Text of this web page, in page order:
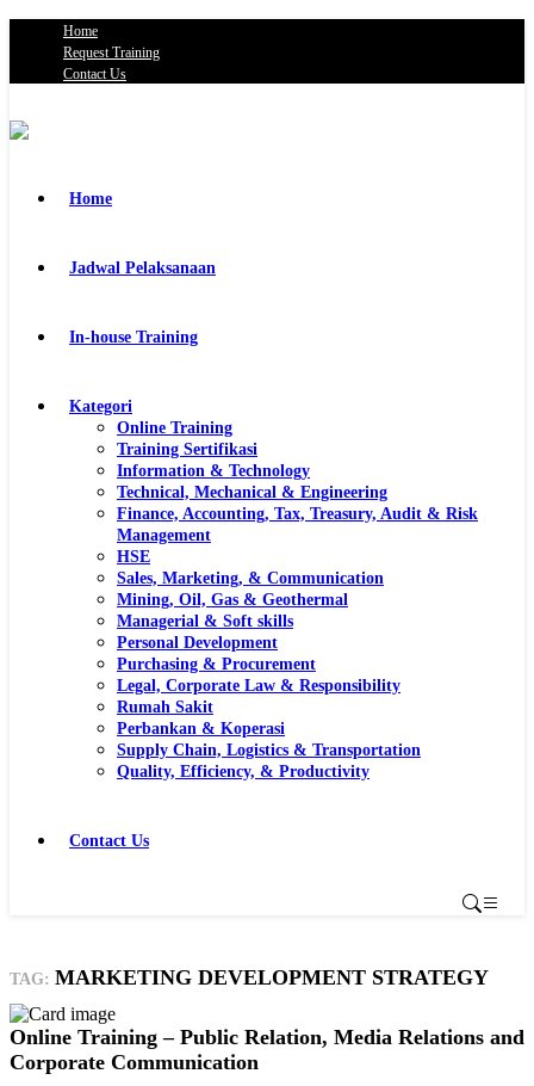
Home
Request Training
Contact Us
Home
Jadwal Pelaksanaan
In-house Training
Kategori
Online Training
Training Sertifikasi
Information & Technology
Technical, Mechanical & Engineering
Finance, Accounting, Tax, Treasury, Audit & Risk
Management
HSE
Sales, Marketing, & Communication
Mining, Oil, Gas & Geothermal
Managerial & Soft skills
Personal Development
Purchasing & Procurement
Legal, Corporate Law & Responsibility
Rumah Sakit
Perbankan & Koperasi
Supply Chain, Logistics & Transportation
Quality, Efficiency, & Productivity
Contact Us
TAG: MARKETING DEVELOPMENT STRATEGY
Online Training – Public Relation, Media Relations and
Corporate Communication